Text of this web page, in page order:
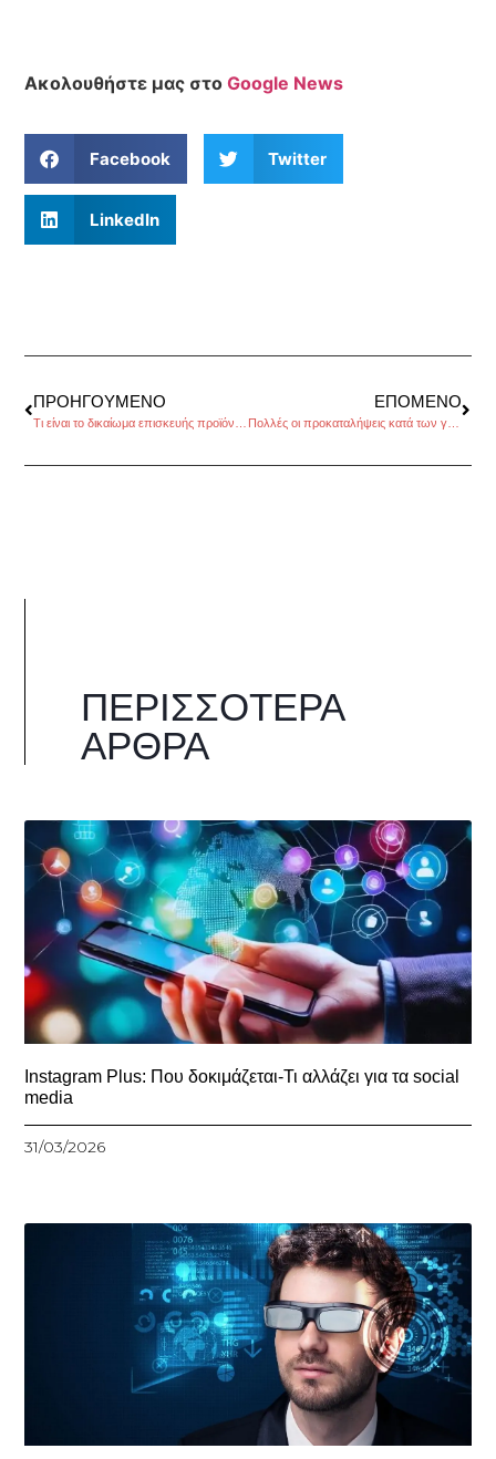
Ακολουθήστε μας στοGoogle News
Facebook Twitter
LinkedIn
ΠΡΟΗΓΟΎΜΕΝΟ ΕΠΌΜΕΝΟ
Πολλές οι προκαταλήψεις κατά των γυναικών, στην Ελλάδα
ΠΕΡΙΣΣΌΤΕΡΑ
ΆΡΘΡΑ
Instagram Plus: Που δοκιμάζεται-Τι αλλάζει για τα social
media
31/03/2026